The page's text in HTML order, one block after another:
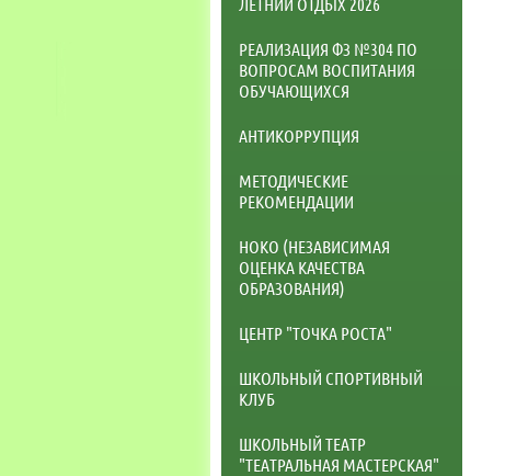
РЕАЛИЗАЦИЯ ФЗ №304 ПО
ВОПРОСАМ ВОСПИТАНИЯ
ОБУЧАЮЩИХСЯ
АНТИКОРРУПЦИЯ
МЕТОДИЧЕСКИЕ
РЕКОМЕНДАЦИИ
НОКО (НЕЗАВИСИМАЯ
ОЦЕНКА КАЧЕСТВА
ОБРАЗОВАНИЯ)
ЦЕНТР "ТОЧКА РОСТА"
ШКОЛЬНЫЙ СПОРТИВНЫЙ
КЛУБ
ШКОЛЬНЫЙ ТЕАТР
"ТЕАТРАЛЬНАЯ МАСТЕРСКАЯ"